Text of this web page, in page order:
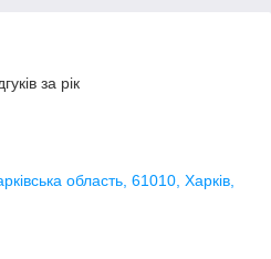
за рік
область, 61010, Харків,